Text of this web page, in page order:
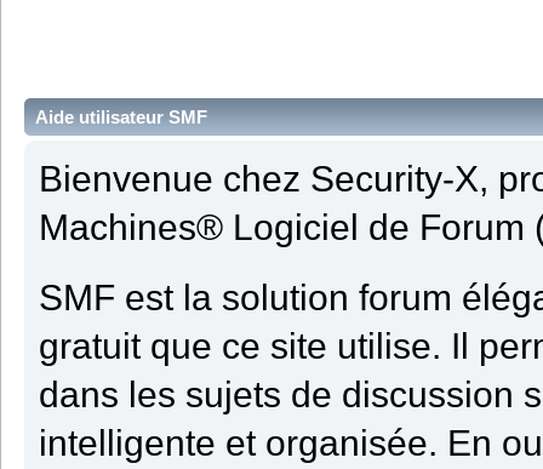
Aide utilisateur SMF
Bienvenue chez Security-X,
Machines® Logiciel de Forum
SMF est la solution forum
gratuit que ce site utilise. Il
dans les sujets de discussion
intelligente et organisée. En